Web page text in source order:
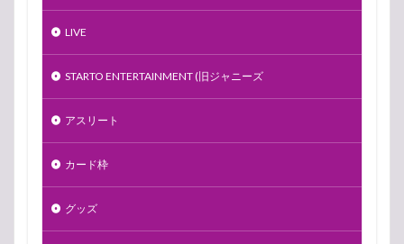
LIVE
STARTO ENTERTAINMENT (旧ジャニーズ
アスリート
カード枠
グッズ